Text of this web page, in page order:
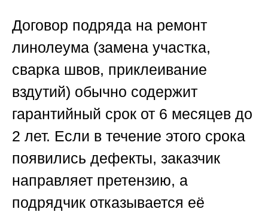
Договор подряда на ремонт
линолеума (замена участка,
сварка швов, приклеивание
вздутий) обычно содержит
гарантийный срок от 6 месяцев до
2 лет. Если в течение этого срока
появились дефекты, заказчик
направляет претензию, а
подрядчик отказывается её